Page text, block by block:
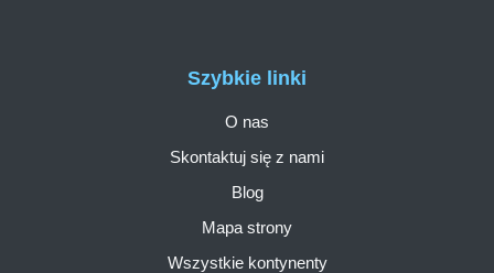
Szybkie linki
O nas
Skontaktuj się z nami
Blog
Mapa strony
Wszystkie kontynenty